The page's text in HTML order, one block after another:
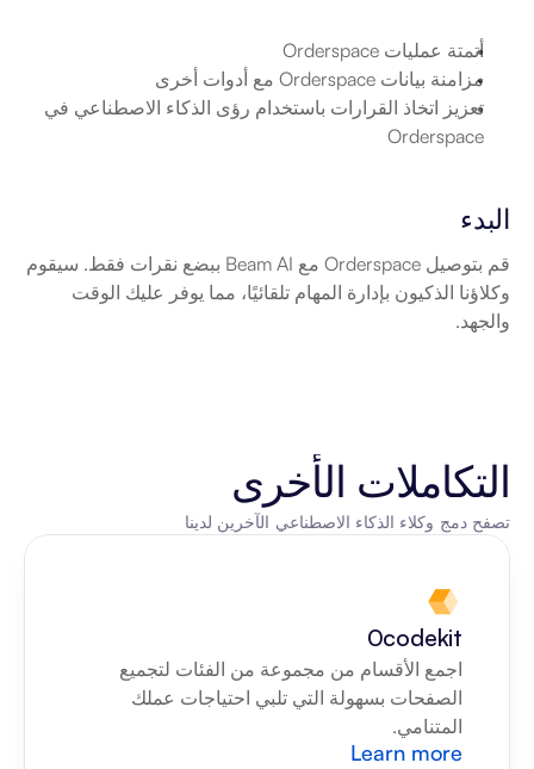
أتمتة عمليات Orderspace
مزامنة بيانات Orderspace مع أدوات أخرى
Orderspace
البدء
والجهد.
التكاملات الأخرى
تصفح دمج وكلاء الذكاء الاصطناعي الآخرين لدينا
0codekit
المتنامي.
Learn more